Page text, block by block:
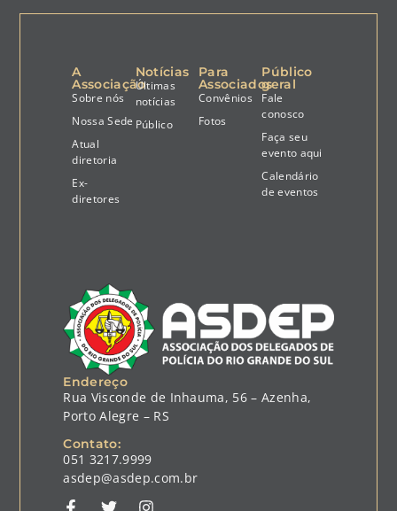
Endereço
Rua Visconde de Inhauma, 56 – Azenha,
Porto Alegre – RS
Contato:
051 3217.9999
asdep@asdep.com.br
A
Associação
Sobre nós
Nossa Sede
Atual
diretoria
Ex-
diretores
Notícias
Últimas
notícias
Público
Para
Associados
Convênios
Fotos
Público
geral
Fale
conosco
Faça seu
evento aqui
Calendário
de eventos